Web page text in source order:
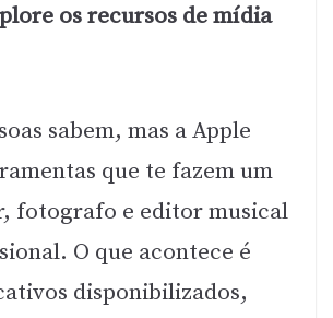
os recursos de mídia
sabem, mas a Apple
que te fazem um
fotografo e editor musical
O que acontece é
disponibilizados,